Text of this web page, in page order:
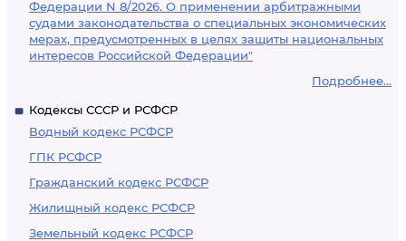
Федерации N 8/2026. О применении арбитражными
судами законодательства о специальных экономических
мерах, предусмотренных в целях защиты национальных
интересов Российской Федерации"
Подробнее...
Кодексы СССР и РСФСР
Водный кодекс РСФСР
ГПК РСФСР
Гражданский кодекс РСФСР
Жилищный кодекс РСФСР
Земельный кодекс РСФСР